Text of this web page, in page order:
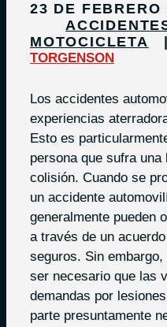
23 DE FEBRERO
MOTOCICLETA
TORGENSON
Los accidentes
experiencias
Esto es
persona que sufra
colisión. Cuando se
un accidente
generalmente pueden
a través de un
seguros. Sin
ser necesario que las
demandas por
parte presuntamente